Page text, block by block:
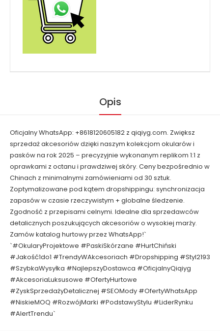
Opis
Oficjalny WhatsApp: +8618120605182 z qiqiyg.com. Zwiększ
sprzedaż akcesoriów dzięki naszym kolekcjom okularów i
pasków na rok 2025 – precyzyjnie wykonanym replikom 1:1 z
oprawkami z octanu i prawdziwej skóry. Ceny bezpośrednio w
Chinach z minimalnymi zamówieniami od 30 sztuk.
Zoptymalizowane pod kątem dropshippingu: synchronizacja
zapasów w czasie rzeczywistym + globalne śledzenie.
Zgodność z przepisami celnymi. Idealne dla sprzedawców
detalicznych poszukujących akcesoriów o wysokiej marży.
Zamów katalog hurtowy przez WhatsApp!`
`#OkularyProjektowe #PaskiSkórzane #HurtChiński
#Jakość1do1 #TrendyWAkcesoriach #Dropshipping #Styl2193
#SzybkaWysyłka #NajlepszyDostawca #OficjalnyQiqiyg
#AkcesoriaLuksusowe #OfertyHurtowe
#ZyskSprzedażyDetalicznej #SEOMody #OfertyWhatsApp
#NiskieMOQ #RozwójMarki #PodstawyStylu #LiderRynku
#AlertTrendu`